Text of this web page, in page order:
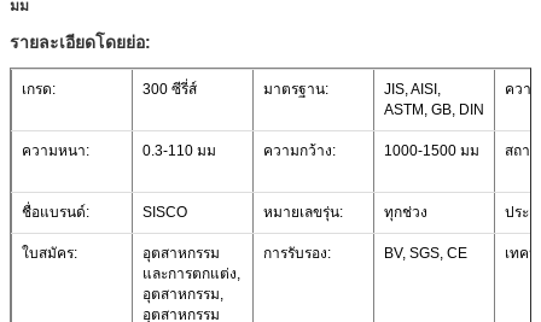
มม
รายละเอียดโดยย่อ:
เกรด: 300 ซีรี่ส์ มาตรฐาน:
JIS, AISI,
ASTM, GB, DIN
ควา
ความหนา: 0.3-110 มม ความกว้าง: 1000-1500 มม สถา
ชื่อแบรนด์: SISCO หมายเลขรุ่น: ทุกช่วง ประเ
ใบสมัคร:
อุตสาหกรรม
และการตกแต่ง,
อุตสาหกรรม,
อุตสาหกรรม
การรับรอง: BV, SGS, CE เทค